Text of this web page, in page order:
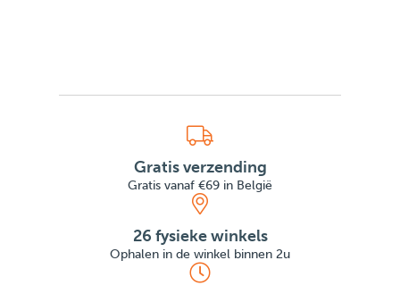
Gratis verzending
Gratis vanaf €69 in België
26 fysieke winkels
Ophalen in de winkel binnen 2u